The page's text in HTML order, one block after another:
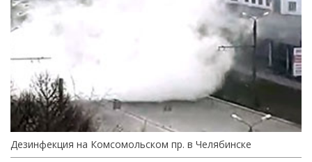
Дезинфекция на Комсомольском пр. в Челябинске